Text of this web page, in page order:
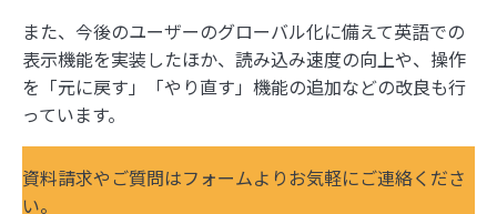
また、今後のユーザーのグローバル化に備えて英語での
表示機能を実装したほか、読み込み速度の向上や、操作
を「元に戻す」「やり直す」機能の追加などの改良も行
っています。
資料請求やご質問はフォームよりお気軽にご連絡くださ
い。